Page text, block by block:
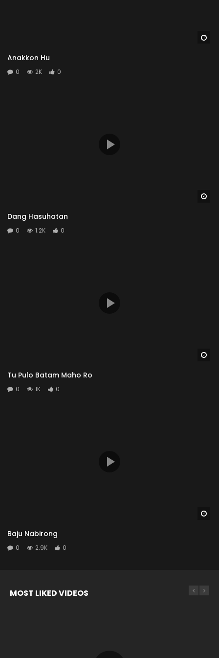
Anakkon Hu
0 2K 0
Dang Hasuhatan
0 1.2K 0
Tu Pulo Batam Maho Ro
0 1K 0
Baju Nabirong
0 2.9K 0
MOST LIKED VIDEOS